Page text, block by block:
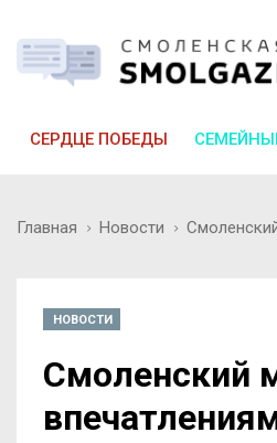
СЕРДЦЕ ПОБЕДЫ
Главная Новости
НОВОСТИ
Смоленский